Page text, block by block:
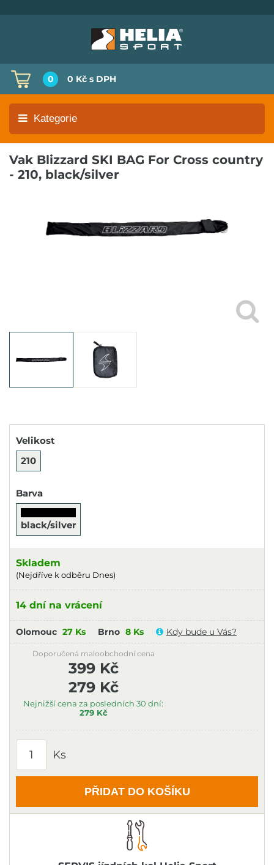
0 0 Kč s DPH
Kategorie
Vak Blizzard SKI BAG For Cross country
- 210, black/silver
Velikost
210
Barva
black/silver
Skladem
(Nejdříve k odběru Dnes)
14 dní na vrácení
Olomouc 27 Ks Brno 8 Ks Kdy bude u Vás?
279 Kč
Nejnižší cena za posledních 30 dní:
279 Kč
Doporučená maloobchodní cena
399 Kč
Ks
PŘIDAT DO KOŠÍKU